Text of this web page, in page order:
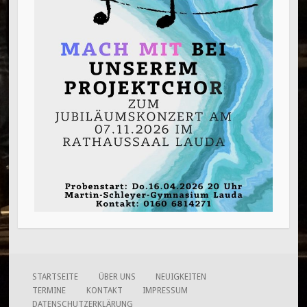
STARTSEITE ÜBER UNS
NEUIGKEITEN
TERMINE
KONTAKT
IMPRESSUM
DATENSCHUTZERKLÄRUNG